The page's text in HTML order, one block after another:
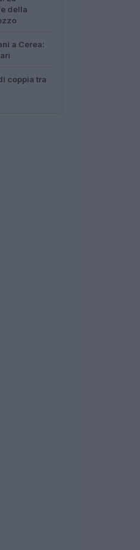
della
a Cerea:
coppia tra